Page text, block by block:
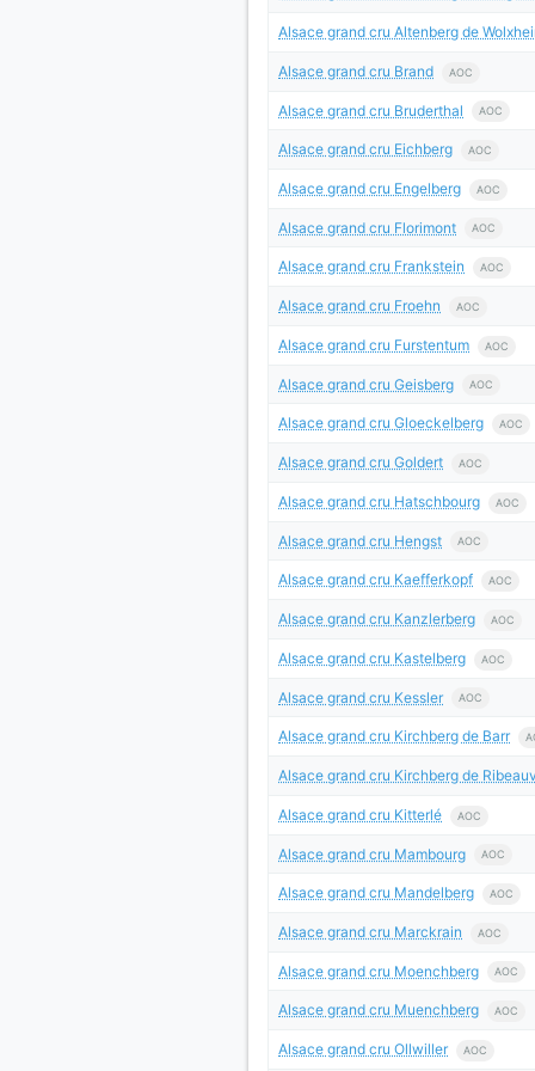
Alsace grand cru Altenberg de
Alsace grand cru Brand AOC
Alsace grand cru Bruderthal AOC
Alsace grand cru Eichberg AOC
Alsace grand cru Engelberg AOC
Alsace grand cru Florimont AOC
Alsace grand cru Frankstein AOC
Alsace grand cru Froehn AOC
Alsace grand cru Furstentum AOC
Alsace grand cru Geisberg AOC
Alsace grand cru Gloeckelberg AOC
Alsace grand cru Goldert AOC
Alsace grand cru Hatschbourg AOC
Alsace grand cru Hengst AOC
Alsace grand cru Kaefferkopf AOC
Alsace grand cru Kanzlerberg AOC
Alsace grand cru Kastelberg AOC
Alsace grand cru Kessler AOC
Alsace grand cru Kirchberg de Barr
Alsace grand cru Kirchberg de
Alsace grand cru Kitterlé AOC
Alsace grand cru Mambourg AOC
Alsace grand cru Mandelberg AOC
Alsace grand cru Marckrain AOC
Alsace grand cru Moenchberg AOC
Alsace grand cru Muenchberg AOC
Alsace grand cru Ollwiller AOC